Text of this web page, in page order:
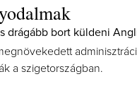
drágább bort küldeni
a szigetországban.